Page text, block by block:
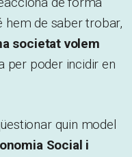
hem de saber trobar,
societat volem
per poder incidir en
quin model
Social i